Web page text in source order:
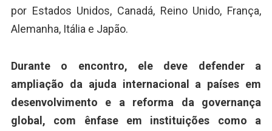
por Estados Unidos, Canadá, Reino Unido, França,
Alemanha, Itália e Japão.
Durante o encontro, ele deve defender a
ampliação da ajuda internacional a países em
desenvolvimento e a reforma da governança
global, com ênfase em instituições como a